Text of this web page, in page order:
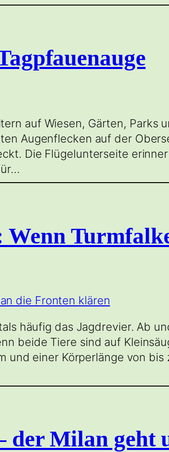
auf Wiesen, Gärten, Parks
Augenflecken auf der
Die Flügelunterseite
häufig das Jagdrevier. Ab
beide Tiere sind auf
einer Körperlänge von bis
der Milan geht